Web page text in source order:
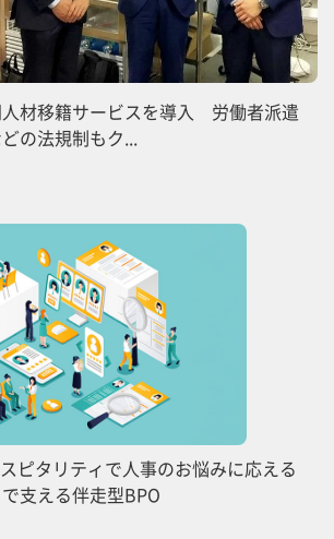
材移籍サービスを導入 労働者派遣
の法規制もク...
ピタリティで人事のお悩みに応える
支える伴走型BPO